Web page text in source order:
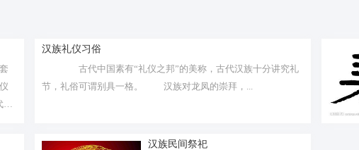
汉族礼仪习俗
古代中国素有“礼仪之邦”的美称，古代汉族十分讲究礼
节，礼俗可谓别具一格。 汉族对龙凤的崇拜，...
汉族民间祭祀